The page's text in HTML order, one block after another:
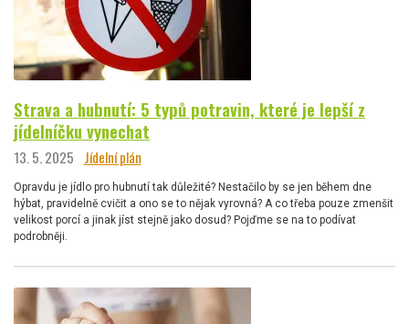
Strava a hubnutí: 5 typů potravin, které je lepší z
jídelníčku vynechat
13. 5. 2025 Jídelní plán
Opravdu je jídlo pro hubnutí tak důležité? Nestačilo by se jen během dne
hýbat, pravidelně cvičit a ono se to nějak vyrovná? A co třeba pouze zmenšit
velikost porcí a jinak jíst stejně jako dosud? Pojďme se na to podívat
podrobněji.